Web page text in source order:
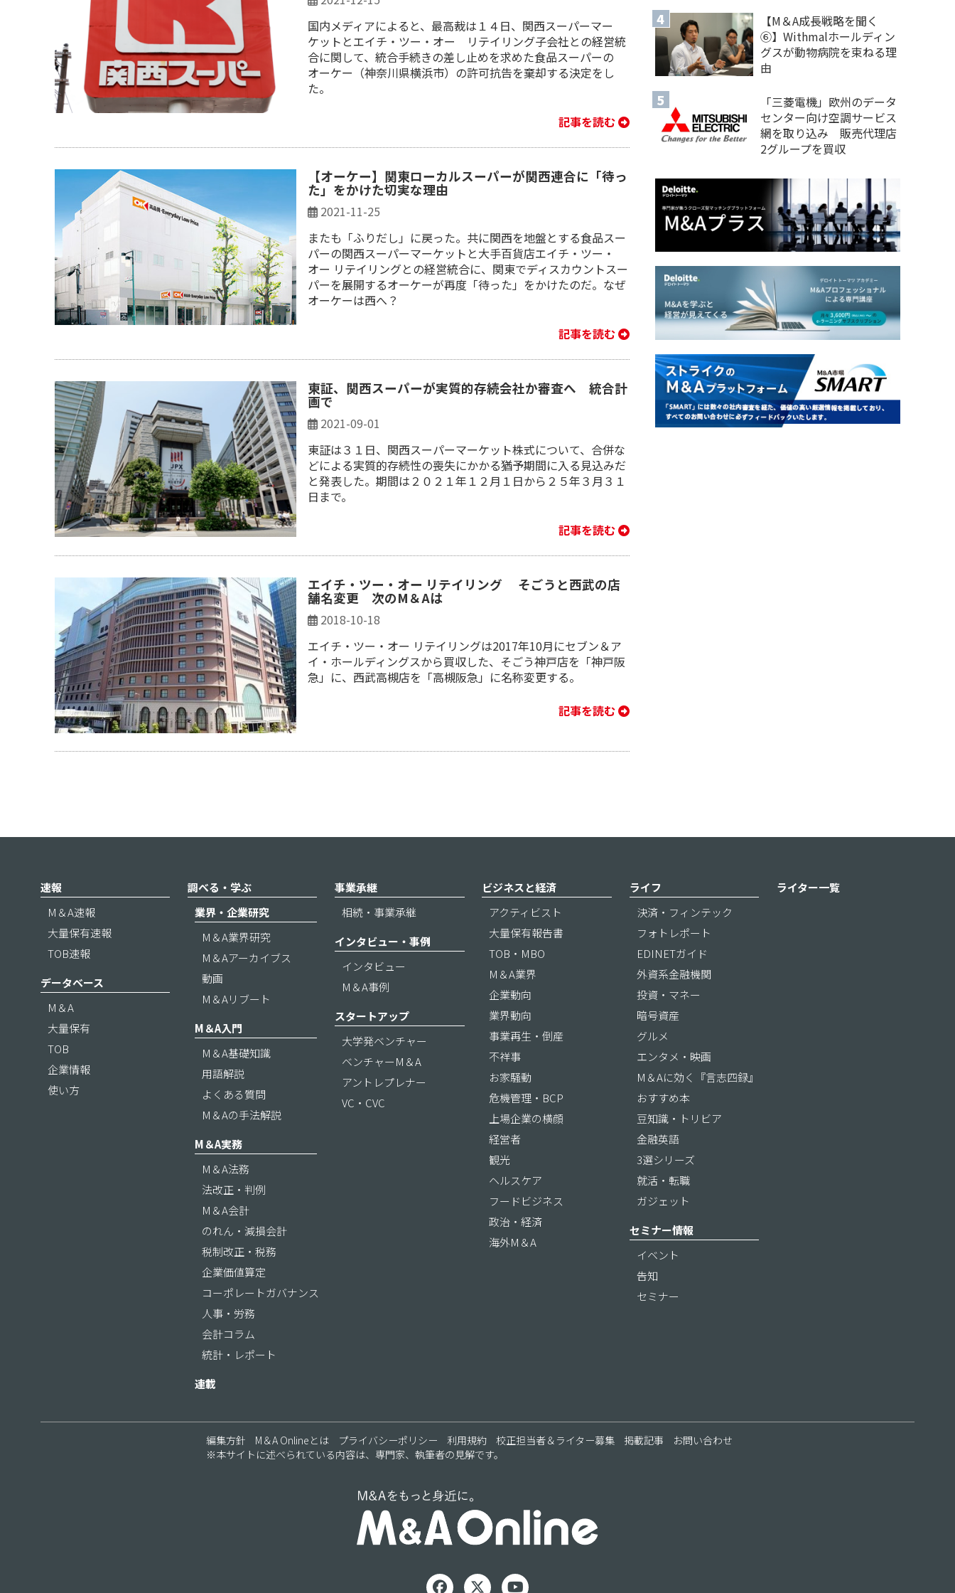
国内メディアによると、最高裁は１４日、関西スーパーマー
ケットとエイチ・ツー・オー リテイリング子会社との経営統
合に関して、統合手続きの差し止めを求めた食品スーパーの
オーケー（神奈川県横浜市）の許可抗告を棄却する決定をし
た。
記事を読む
【オーケー】関東ローカルスーパーが関西連合に「待っ
た」をかけた切実な理由
2021-11-25
またも「ふりだし」に戻った。共に関西を地盤とする食品スー
パーの関西スーパーマーケットと大手百貨店エイチ・ツー・
オー リテイリングとの経営統合に、関東でディスカウントスー
パーを展開するオーケーが再度「待った」をかけたのだ。なぜ
オーケーは西へ？
記事を読む
東証、関西スーパーが実質的存続会社か審査へ 統合計
画で
2021-09-01
東証は３１日、関西スーパーマーケット株式について、合併な
どによる実質的存続性の喪失にかかる猶予期間に入る見込みだ
と発表した。期間は２０２１年１２月１日から２５年３月３１
日まで。
記事を読む
エイチ・ツー・オー リテイリング そごうと西武の店
舗名変更 次のM＆Aは
2018-10-18
エイチ・ツー・オー リテイリングは2017年10月にセブン＆ア
イ・ホールディングスから買収した、そごう神戸店を「神戸阪
急」に、西武高槻店を「高槻阪急」に名称変更する。
記事を読む
【M＆A 成長戦略を聞く
⑥】Withmalホールディン
グスが動物病院を束ねる理
由
「三菱電機」欧州のデータ
センター向け空調サービス
網を取り込み 販売代理店
2グループを買収
速報
M＆A速報
大量保有速報
TOB速報
データベース
M＆A
大量保有
TOB
企業情報
使い方
調べる・学ぶ
業界・企業研究
M＆A業界研究
M＆Aアーカイブス
動画
M＆Aリブート
M＆A入門
M＆A基礎知識
用語解説
よくある質問
M＆Aの手法解説
M＆A実務
M＆A法務
法改正・判例
M＆A会計
のれん・減損会計
税制改正・税務
企業価値算定
コーポレートガバナンス
人事・労務
会計コラム
統計・レポート
連載
事業承継
相続・事業承継
インタビュー・事例
インタビュー
M＆A事例
スタートアップ
大学発ベンチャー
ベンチャーM＆A
アントレプレナー
VC・CVC
ビジネスと経済
アクティビスト
大量保有報告書
TOB・MBO
M＆A業界
企業動向
業界動向
事業再生・倒産
不祥事
お家騒動
危機管理・BCP
上場企業の横顔
経営者
観光
ヘルスケア
フードビジネス
政治・経済
海外M＆A
ライフ
決済・フィンテック
フォトレポート
EDINETガイド
外資系金融機関
投資・マネー
暗号資産
グルメ
エンタメ・映画
M＆Aに効く『言志四録』
おすすめ本
豆知識・トリビア
金融英語
3選シリーズ
就活・転職
ガジェット
セミナー情報
イベント
告知
セミナー
ライター一覧
編集方針 M＆A Onlineとは プライバシーポリシー 利用規約 校正担当者＆ライター募集 掲載記事
お問い合わせ
※本サイトに述べられている内容は、専門家、執筆者の見解です。